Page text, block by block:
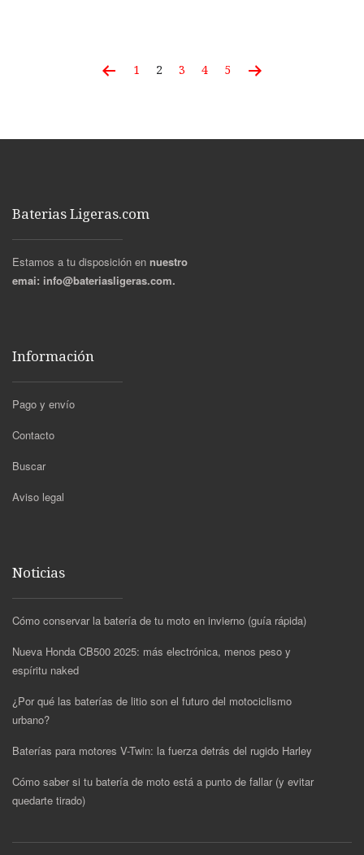
1 2 3 4 5
Baterias Ligeras.com
Estamos a tu disposición en nuestro
emai: info@bateriasligeras.com.
Información
Pago y envío
Contacto
Buscar
Aviso legal
Noticias
Cómo conservar la batería de tu moto en invierno (guía rápida)
Nueva Honda CB500 2025: más electrónica, menos peso y
espíritu naked
¿Por qué las baterías de litio son el futuro del motociclismo
urbano?
Baterías para motores V-Twin: la fuerza detrás del rugido Harley
Cómo saber si tu batería de moto está a punto de fallar (y evitar
quedarte tirado)